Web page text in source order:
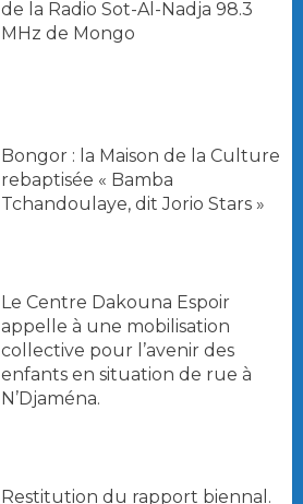
de la Radio Sot-Al-Nadja 98.3
MHz de Mongo
Bongor : la Maison de la Culture
rebaptisée « Bamba
Tchandoulaye, dit Jorio Stars »
Le Centre Dakouna Espoir
appelle à une mobilisation
collective pour l’avenir des
enfants en situation de rue à
N’Djaména.
Restitution du rapport biennal.